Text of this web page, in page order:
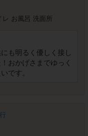
レ お風呂 洗面所
も明るく優しく接し
おかげさまでゆっく
です。